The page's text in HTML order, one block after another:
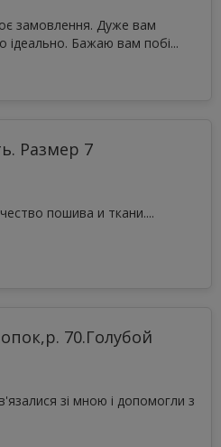
замовлення. Дуже вам
ідеально. Бажаю вам побі...
Размер 7
пошива и ткани....
70.Голубой
зі мною і допомогли з